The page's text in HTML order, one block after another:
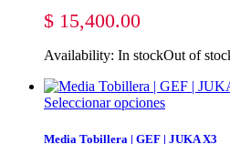
$ 15,400.00
Availability: In stockOut of
Seleccionar opciones
Media Tobillera | GEF | JUKA X3